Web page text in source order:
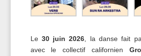
Le 30 juin 2026 , la danse fait
avec le collectif californien